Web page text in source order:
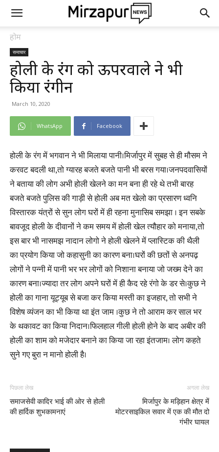
होम
समाचार
होली के रंग को ऊपरवाले ने भी
किया रंगीन
March 10, 2020
WhatsApp Facebook
होली के रंग में भगवान ने भी मिलाया पानी।मिर्जापुर में सुबह से ही मौसम ने
करवट बदली था,तो ग्यारह बजते बजते पानी भी बरस गया।जनपदवासियों
ने बताया की लोग अभी होली खेलने का मन बना ही रहे थे तभी बारह
बजते बजते पुलिस की गाड़ी से होली अब मत खेलो का प्रसारण ध्वनि
विस्तारक यंत्रों से सुन लोग घरों में ही रहना मुनासिब समझा । इन सबके
बावजूद होली के दीवानों ने कम समय में होली खेल त्यौहार को मनाया,तो
इस बार भी नासमझ नादान लोगो ने होली खेलने में प्लास्टिक की थैली
का प्रयोग किया जो कहासुनी का कारण बना।घरों की छतों से अनपढ़
लोगों ने पन्नी में पानी भर भर लोगों को निशाना बनाया जो जख्म देने का
कारण बना।ज्यादा तर लोग अपने घरों में ही कैद रहे रंगो के डर से।कुछ ने
होली का गाना यूट्यूब से बजा कर किया मस्ती का इजहार, तो सभी ने
विशेष व्यंजन का भी किया था इंत जाम ।कुछ ने तो आराम कर साल भर
के थकावट का किया निदान।फिलहाल गीली होली होने के बाद अबीर की
होली का शाम को मजेदार बनाने का किया जा रहा इंतजाम। लोग कहते
सुने गए बुरा न मानो होली है।
पिछला लेख
समाजसेवी कादिर भाई की ओर से होली
की हार्दिक शुभकामनाएं
अगला लेख
मिर्जापुर के मड़िहान क्षेत्र में
मोटरसाइकिल सवार में एक की मौत दो
गंभीर घायल